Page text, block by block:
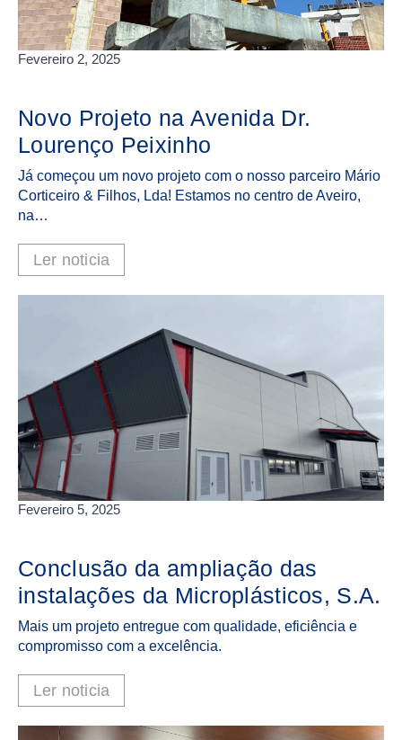
Novo Projeto na Avenida Dr.
Lourenço Peixinho
Fevereiro 2, 2025
Já começou um novo projeto com o nosso parceiro Mário
Corticeiro & Filhos, Lda! Estamos no centro de Aveiro,
na…
Ler noticia
Conclusão da ampliação das
instalações da Microplásticos, S.A.
Fevereiro 5, 2025
Mais um projeto entregue com qualidade, eficiência e
compromisso com a excelência.
Ler noticia